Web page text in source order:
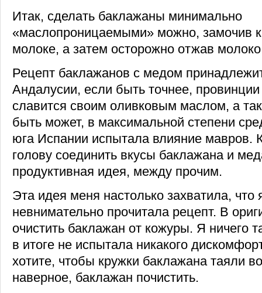
Итак, сделать баклажаны минимально
«маслопроницаемыми» можно, замочив
молоке, а затем осторожно отжав
Рецепт баклажанов с медом
Андалусии, если быть точнее,
славится своим оливковым маслом, а
быть может, в максимальной степени
юга Испании испытала влияние мавров.
голову соединить вкусы баклажана и
продуктивная идея, между прочим.
Эта идея меня настолько захватила, что
невнимательно прочитала рецепт. В
очистить баклажан от кожуры. Я ничего
в итоге не испытала никакого
хотите, чтобы кружки баклажана таяли во
наверное, баклажан почистить.